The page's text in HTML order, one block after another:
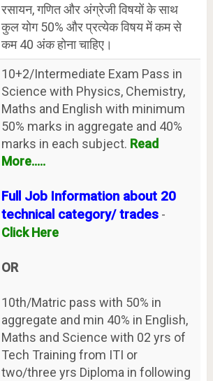
रसायन, गणित और अंग्रेजी विषयों के साथ
कुल योग 50% और प्रत्येक विषय में कम से
कम 40 अंक होना चाहिए।
10+2/Intermediate Exam Pass in
Science with Physics, Chemistry,
Maths and English with minimum
50% marks in aggregate and 40%
marks in each subject. Read
More.....
Full Job Information about 20
technical category/ trades-
Click Here
OR
10th/Matric pass with 50% in
aggregate and min 40% in English,
Maths and Science with 02 yrs of
Tech Training from ITI or
two/three yrs Diploma in following